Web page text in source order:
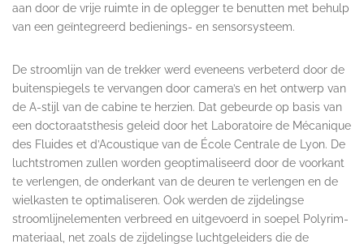
aan door de vrije ruimte in de oplegger te benutten met behulp
van een geïntegreerd bedienings- en sensorsysteem.
De stroomlijn van de trekker werd eveneens verbeterd door de
buitenspiegels te vervangen door camera’s en het ontwerp van
de A-stijl van de cabine te herzien. Dat gebeurde op basis van
een doctoraatsthesis geleid door het Laboratoire de Mécanique
des Fluides et d’Acoustique van de École Centrale de Lyon. De
luchtstromen zullen worden geoptimaliseerd door de voorkant
te verlengen, de onderkant van de deuren te verlengen en de
wielkasten te optimaliseren. Ook werden de zijdelingse
stroomlijnelementen verbreed en uitgevoerd in soepel Polyrim-
materiaal, net zoals de zijdelingse luchtgeleiders die de